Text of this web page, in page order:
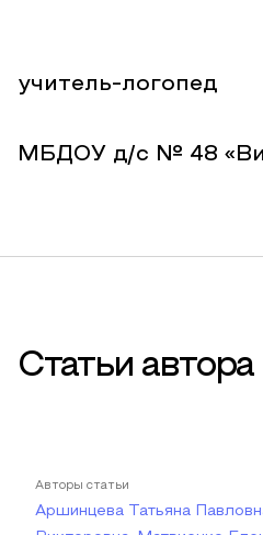
учитель-логопед
МБДОУ д/с № 48
Статьи автора
Авторы статьи
Аршинцева Татьяна